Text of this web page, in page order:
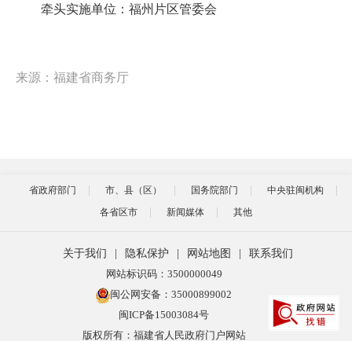
牵头实施单位：福州片区管委会
来源：福建省商务厅
省政府部门 市、县（区） 国务院部门
中央驻闽机构
各省区市
新闻媒体 其他
关于我们 隐私保护 网站地图
联系我们
网站标识码：3500000049
闽公网安备：35000899002
闽ICP备15003084号
版权所有：福建省人民政府门户网站